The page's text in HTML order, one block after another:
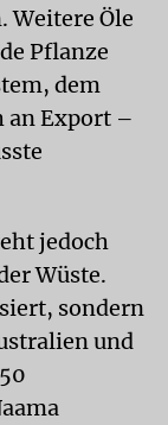
Weitere Öle
Pflanze
dem
an Export –
jedoch
Wüste.
sondern
und